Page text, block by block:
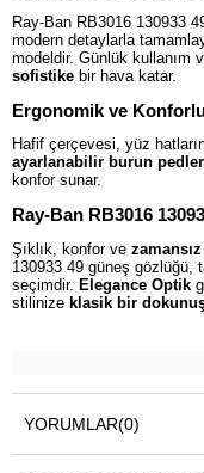
Ray-Ban RB3016 130933
modern detaylarla
modeldir. Günlük kullanım
sofistike bir hava katar.
Ergonomik ve
Hafif çerçevesi, yüz
ayarlanabilir burun
konfor sunar.
Ray-Ban RB3016
Şıklık, konfor ve zamansız
130933 49 güneş gözlüğü,
seçimdir. Elegance Optik
stilinize klasik bir
YORUMLAR(0)